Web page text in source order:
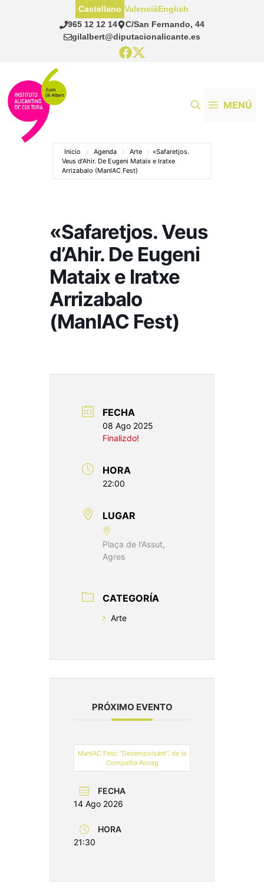
965 12 12 14
C/San Fernando, 44
gilalbert@diputacionalicante.es
Castellano ValenciàEnglish
MENÚ
Inicio Agenda Arte
«Safaretjos.
Veus d’Ahir. De Eugeni Mataix e Iratxe
Arrizabalo (ManIAC Fest)
«Safaretjos. Veus
d’Ahir. De Eugeni
Mataix e Iratxe
Arrizabalo
(ManIAC Fest)
FECHA
08 Ago 2025
Finalizdo!
HORA
22:00
LUGAR
Plaça de l'Assut,
Agres
CATEGORÍA
Arte
PRÓXIMO EVENTO
ManIAC Fest: “Desempolsant”, de la
Compañía Aicrag
FECHA
14 Ago 2026
HORA
21:30